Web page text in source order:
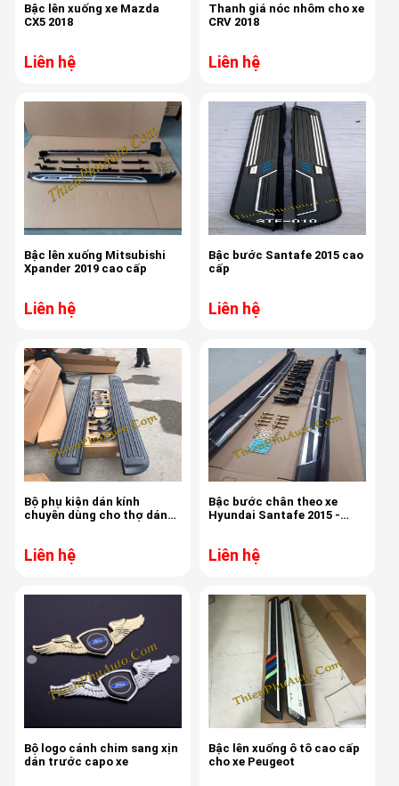
Bậc lên xuống xe Mazda
CX5 2018
Liên hệ
Thanh giá nóc nhôm cho xe
CRV 2018
Liên hệ
Bậc lên xuống Mitsubishi
Xpander 2019 cao cấp
Liên hệ
Bậc bước Santafe 2015 cao
cấp
Liên hệ
Bộ phụ kiện dán kính
chuyên dùng cho thợ dán
Liên hệ
Bậc bước chân theo xe
Hyundai Santafe 2015 -
Liên hệ
Bộ logo cánh chim sang xịn
dán trước capo xe
Bậc lên xuống ô tô cao cấp
cho xe Peugeot